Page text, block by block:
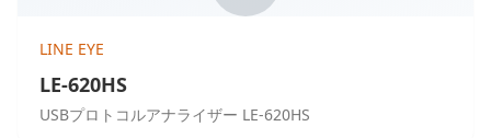
LINE EYE
LE-620HS
USBプロトコルアナライザー LE-620HS